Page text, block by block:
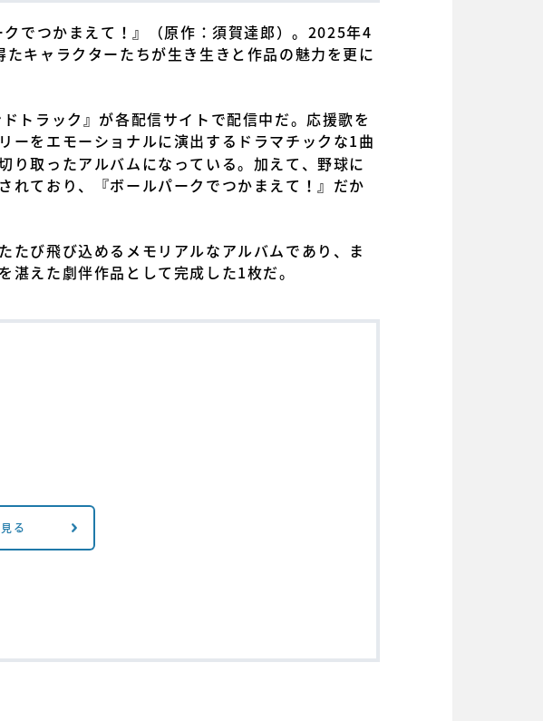
でつかまえて！』（原作：須賀達郎）。2025年4
キャラクターたちが生き生きと作品の魅力を更に
トラック』が各配信サイトで配信中だ。応援歌を
ーをエモーショナルに演出するドラマチックな1曲
り取ったアルバムになっている。加えて、野球に
れており、『ボールパークでつかまえて！』だか
たび飛び込めるメモリアルなアルバムであり、ま
えた劇伴作品として完成した1枚だ。
る